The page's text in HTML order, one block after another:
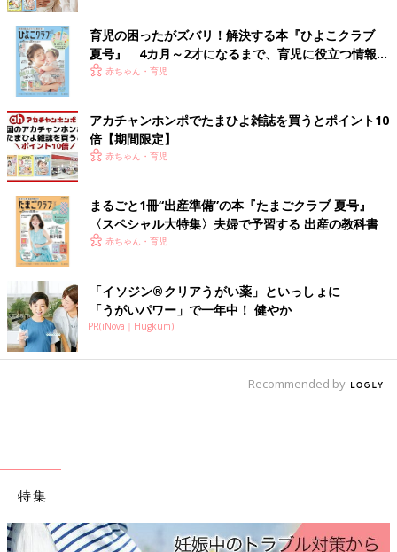
普段使っているものをそのまま持っていくとかさばるし、重たく
なってしまいがちです。また旅行用に…と思ってミニボトルを購
入しても余らせてしまい、次の旅行に使おうとしても鮮度に欠け
るのが難しいところです。
セリアの熱圧着パウチ容器があれば、コンパクトに持ち運べて、
衛生的に使うことができます。
子ども用の洗剤を持ち運ぶのにも便利
育児の困ったがズバリ！解決する本『ひよこクラブ
夏号』 4カ月～2才になるまで、育児に役立つ情報が
いっぱい！
赤ちゃん・育児
アカチャンホンポでたまひよ雑誌を買うとポイント10
倍【期間限定】
赤ちゃん・育児
まるごと1冊“出産準備”の本『たまごクラブ 夏号』
〈スペシャル大特集〉夫婦で予習する 出産の教科書
赤ちゃん・育児
「イソジン®クリアうがい薬」といっしょに
「うがいパワー」で一年中！ 健やか
PR(iNova｜Hugkum)
Recommended by
特集